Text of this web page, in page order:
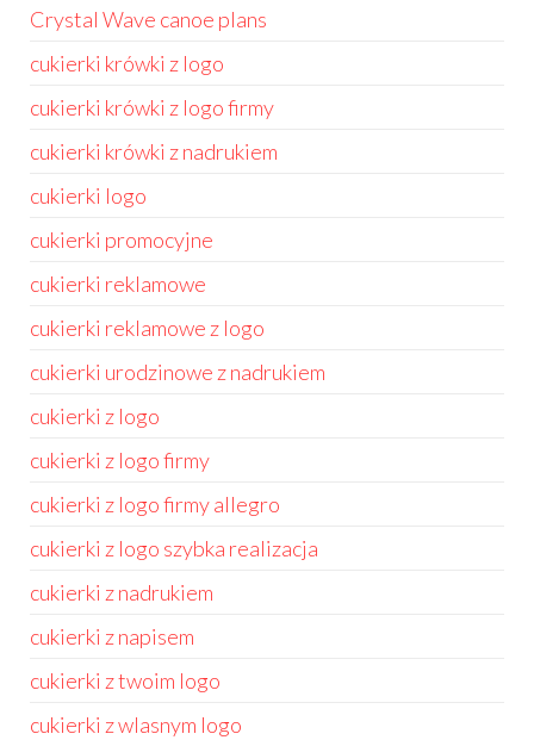
Crystal Wave canoe plans
cukierki krówki z logo
cukierki krówki z logo firmy
cukierki krówki z nadrukiem
cukierki logo
cukierki promocyjne
cukierki reklamowe
cukierki reklamowe z logo
cukierki urodzinowe z nadrukiem
cukierki z logo
cukierki z logo firmy
cukierki z logo firmy allegro
cukierki z logo szybka realizacja
cukierki z nadrukiem
cukierki z napisem
cukierki z twoim logo
cukierki z wlasnym logo